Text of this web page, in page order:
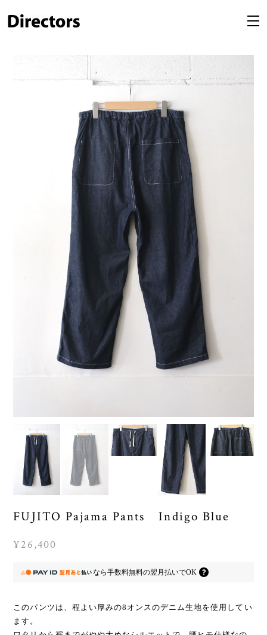
FUJITO Pajama Pants Indigo Blue
¥26,400
なら手数料無料の翌月払いでOK
このパンツは、程よい厚みの8オンスのデニム生地を使用してい
ます。